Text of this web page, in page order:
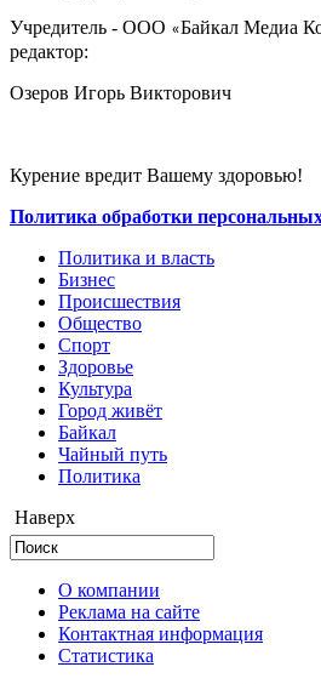
Учредитель - ООО «Байкал Медиа
редактор:
Озеров Игорь Викторович
Курение вредит Вашему здоровью!
Политика обработки
Политика и власть
Бизнес
Происшествия
Общество
Cпорт
Здоровье
Культура
Город живёт
Байкал
Чайный путь
Политика
Наверх
О компании
Реклама на сайте
Контактная информация
Статистика